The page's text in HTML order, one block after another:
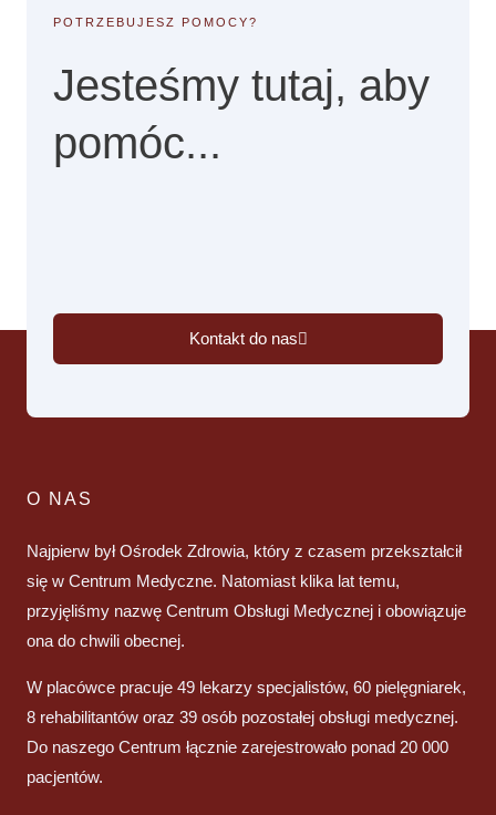
POTRZEBUJESZ POMOCY?
Jesteśmy tutaj, aby
pomóc...
Kontakt do nas
O NAS
Najpierw był Ośrodek Zdrowia, który z czasem przekształcił
się w Centrum Medyczne. Natomiast klika lat temu,
przyjęliśmy nazwę Centrum Obsługi Medycznej i obowiązuje
ona do chwili obecnej.
W placówce pracuje 49 lekarzy specjalistów, 60 pielęgniarek,
8 rehabilitantów oraz 39 osób pozostałej obsługi medycznej.
Do naszego Centrum łącznie zarejestrowało ponad 20 000
pacjentów.